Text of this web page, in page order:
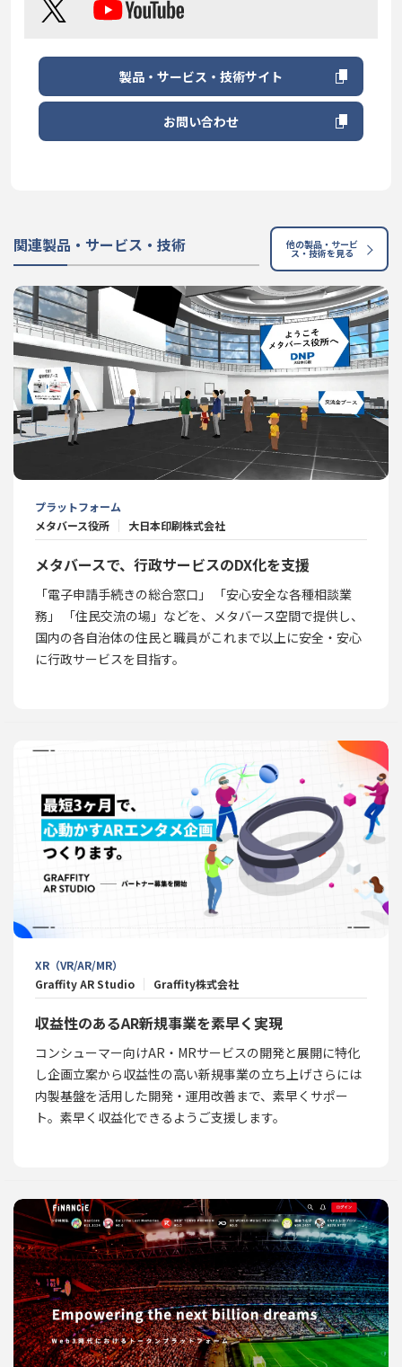
製品・サービス・技術サイト
お問い合わせ
関連製品・サービス・技術 他の製品・サービ
ス・技術を見る
プラットフォーム
メタバース役所
大日本印刷株式会社
メタバースで、行政サービスのDX化を支援
「電子申請手続きの総合窓口」 「安心安全な各種相談業
務」 「住民交流の場」などを、メタバース空間で提供し、
国内の各自治体の住民と職員がこれまで以上に安全・安心
に行政サービスを目指す。
XR（VR/AR/MR）
Graffity AR Studio
Graffity株式会社
収益性のあるAR新規事業を素早く実現
コンシューマー向けAR・MRサービスの開発と展開に特化
し企画立案から収益性の高い新規事業の立ち上げさらには
内製基盤を活用した開発・運用改善まで、素早くサポー
ト。素早く収益化できるようご支援します。